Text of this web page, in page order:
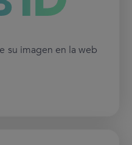
su imagen en la web